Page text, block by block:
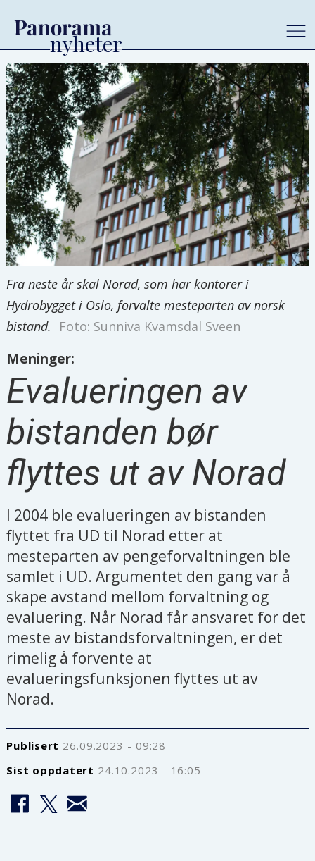
Fra neste år skal Norad, som har kontorer i
Hydrobygget i Oslo, forvalte mesteparten av norsk
bistand.
Foto: Sunniva Kvamsdal Sveen
Meninger:
Evalueringen av
bistanden bør
flyttes ut av Norad
I 2004 ble evalueringen av bistanden
flyttet fra UD til Norad etter at
mesteparten av pengeforvaltningen ble
samlet i UD. Argumentet den gang var å
skape avstand mellom forvaltning og
evaluering. Når Norad får ansvaret for det
meste av bistandsforvaltningen, er det
rimelig å forvente at
evalueringsfunksjonen flyttes ut av
Norad.
Publisert
26.09.2023 - 09:28
Sist oppdatert
24.10.2023 - 16:05